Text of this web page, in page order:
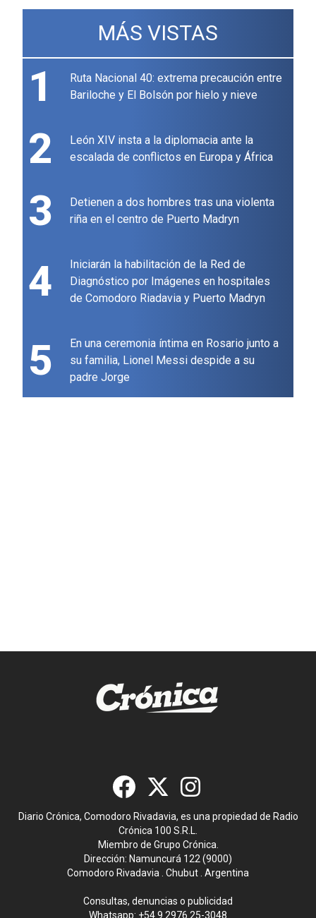
MÁS VISTAS
1
Ruta Nacional 40: extrema precaución entre
Bariloche y El Bolsón por hielo y nieve
2
León XIV insta a la diplomacia ante la
escalada de conflictos en Europa y África
3
Detienen a dos hombres tras una violenta
riña en el centro de Puerto Madryn
4
Iniciarán la habilitación de la Red de
Diagnóstico por Imágenes en hospitales
de Comodoro Riadavia y Puerto Madryn
5
En una ceremonia íntima en Rosario junto a
su familia, Lionel Messi despide a su
padre Jorge
Diario Crónica, Comodoro Rivadavia, es una propiedad de Radio
Crónica 100 S.R.L.
Miembro de Grupo Crónica.
Dirección: Namuncurá 122 (9000)
Comodoro Rivadavia . Chubut . Argentina
Consultas, denuncias o publicidad
Whatsapp: +54 9 2976 25-3048